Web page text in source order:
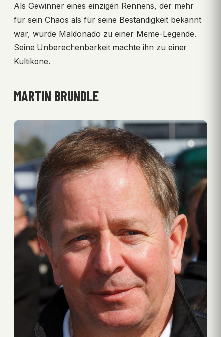
Als Gewinner eines einzigen Rennens, der mehr
für sein Chaos als für seine Beständigkeit bekannt
war, wurde Maldonado zu einer Meme-Legende.
Seine Unberechenbarkeit machte ihn zu einer
Kultikone.
MARTIN BRUNDLE